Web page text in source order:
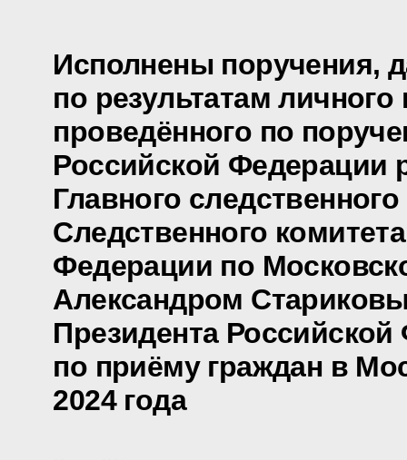
Исполнены поручения,
по результатам
проведённого по
Российской Федерации
Главного
Следственного
Федерации по
Александром
Президента
по приёму граждан в
2024 года